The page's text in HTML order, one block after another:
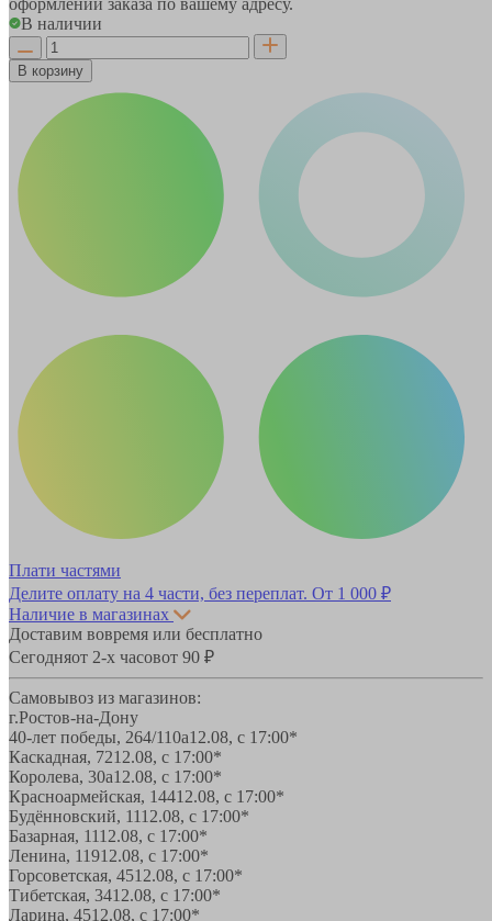
В наличии
В корзину
Плати частями
Делите оплату на 4 части, без переплат. От 1 000 ₽
Наличие в магазинах
Доставим вовремя или бесплатно
Сегодняот 2-х часовот 90 ₽
Самовывоз из магазинов:
г.Ростов-на-Дону
40-лет победы, 264/110а12.08, с 17:00*
Каскадная, 7212.08, с 17:00*
Королева, 30а12.08, с 17:00*
Красноармейская, 14412.08, с 17:00*
Будённовский, 1112.08, с 17:00*
Базарная, 1112.08, с 17:00*
Ленина, 11912.08, с 17:00*
Горсоветская, 4512.08, с 17:00*
Тибетская, 3412.08, с 17:00*
Ларина, 4512.08, с 17:00*